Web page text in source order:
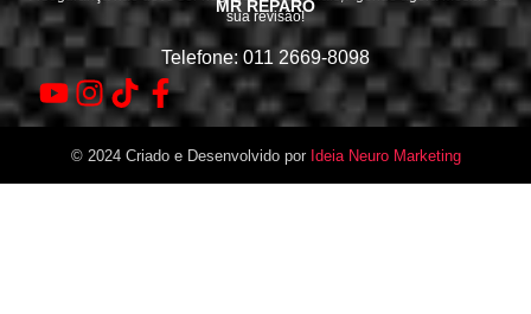
MR REPARO
sua revisão!
Telefone: 011 2669-8098
© 2024 Criado e Desenvolvido por Ideia Neuro Marketing